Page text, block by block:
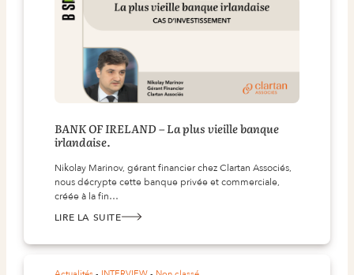
BANK OF IRELAND – La plus vieille banque
irlandaise.
Nikolay Marinov, gérant financier chez Clartan Associés,
nous décrypte cette banque privée et commerciale,
créée à la fin…
LIRE LA SUITE
:
IRELAND
LA